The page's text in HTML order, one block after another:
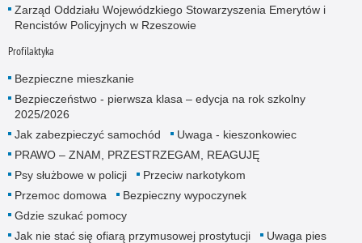
Zarząd Oddziału Wojewódzkiego Stowarzyszenia Emerytów i
Rencistów Policyjnych w Rzeszowie
Profilaktyka
Bezpieczne mieszkanie
Bezpieczeństwo - pierwsza klasa – edycja na rok szkolny
2025/2026
Jak zabezpieczyć samochód
Uwaga - kieszonkowiec
PRAWO – ZNAM, PRZESTRZEGAM, REAGUJĘ
Psy służbowe w policji
Przeciw narkotykom
Przemoc domowa
Bezpieczny wypoczynek
Gdzie szukać pomocy
Jak nie stać się ofiarą przymusowej prostytucji
Uwaga pies